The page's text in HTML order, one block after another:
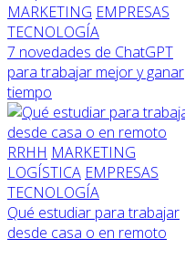
MARKETING EMPRESAS
TECNOLOGÍA
7 novedades de ChatGPT
para trabajar mejor y ganar
tiempo
RRHH MARKETING
LOGÍSTICA EMPRESAS
TECNOLOGÍA
Qué estudiar para trabajar
desde casa o en remoto